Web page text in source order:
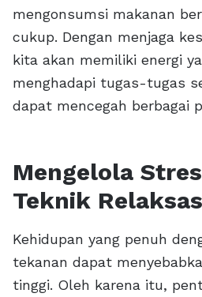
mengonsumsi makanan
cukup. Dengan menjaga
kita akan memiliki energi
menghadapi tugas-tugas
dapat mencegah berbagai
Mengelola
Teknik
Kehidupan yang penuh
tekanan dapat
tinggi. Oleh karena itu,